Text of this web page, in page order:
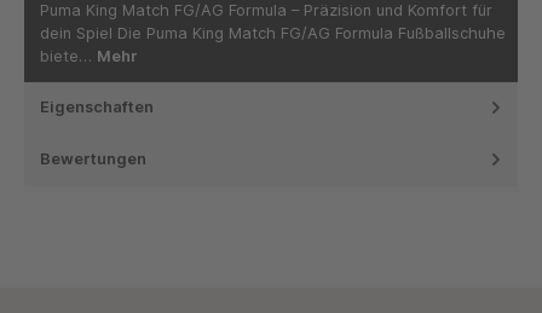
Puma King Match FG/AG Formula – Präzision und Komfort für
dein Spiel Die Puma King Match FG/AG Formula Fußballschuhe
biete… Mehr
Eigenschaften
Bewertungen